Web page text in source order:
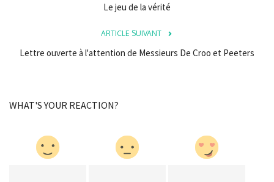
Le jeu de la vérité
ARTICLE SUIVANT
Lettre ouverte à l'attention de Messieurs De Croo et Peeters
WHAT'S YOUR REACTION?